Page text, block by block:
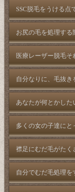
SSC脱毛をうける点
お尻の毛を処理す
医療レーザー脱毛
自分なりに、毛抜き
あなたが何とかした
多くの女の子達にと
襟足にむだ毛がたく
自分でむだ毛処理を